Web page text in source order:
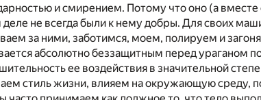
и смирением. Потому что оно (а
не всегда были к нему добры. Для своих
за ними, заботимся, моем, полируем и
абсолютно беззащитным перед ураганом
ее воздействия в значительной
стиль жизни, влияем на окружающую среду,